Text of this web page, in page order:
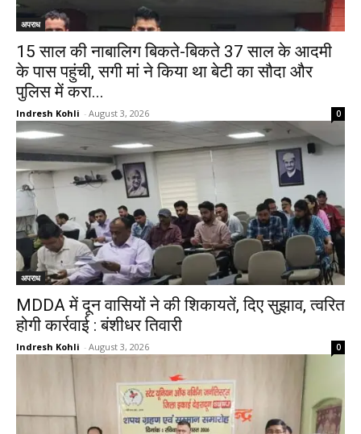
अपराध
15 साल की नाबालिग बिकते-बिकते 37 साल के आदमी
के पास पहुंची, सगी मां ने किया था बेटी का सौदा और
पुलिस में करा...
Indresh Kohli - August 3, 2026 0
अपराध
MDDA में दून वासियों ने की शिकायतें, दिए सुझाव, त्वरित
होगी कार्रवाई : बंशीधर तिवारी
Indresh Kohli - August 3, 2026 0